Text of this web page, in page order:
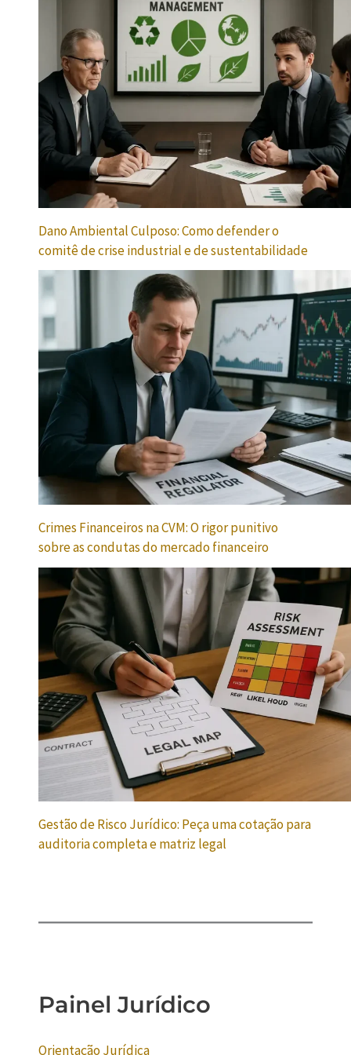
Dano Ambiental Culposo: Como defender o
comitê de crise industrial e de sustentabilidade
Crimes Financeiros na CVM: O rigor punitivo
sobre as condutas do mercado financeiro
Gestão de Risco Jurídico: Peça uma cotação para
auditoria completa e matriz legal
Painel Jurídico
Orientação Jurídica